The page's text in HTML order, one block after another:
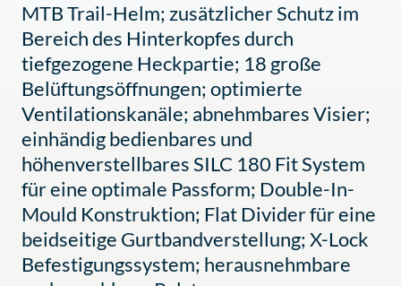
MTB Trail-Helm; zusätzlicher Schutz im
Bereich des Hinterkopfes durch
tiefgezogene Heckpartie; 18 große
Belüftungsöffnungen; optimierte
Ventilationskanäle; abnehmbares Visier;
einhändig bedienbares und
höhenverstellbares SILC 180 Fit System
für eine optimale Passform; Double-In-
Mould Konstruktion; Flat Divider für eine
beidseitige Gurtbandverstellung; X-Lock
Befestigungssystem; herausnehmbare